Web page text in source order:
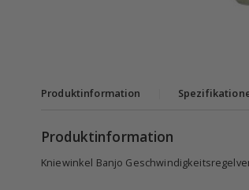
Produktinformation
Produktinformation
Kniewinkel Banjo